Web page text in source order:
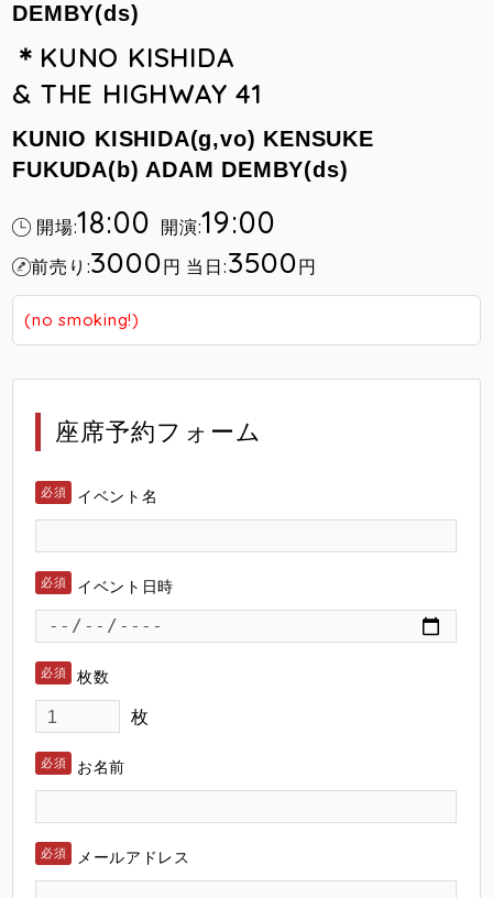
DEMBY(ds)
＊KUNO KISHIDA
& THE HIGHWAY 41
KUNIO KISHIDA(g,vo) KENSUKE
FUKUDA(b) ADAM DEMBY(ds)
開場:18:00 開演:19:00
前売り:3000円 当日:3500円
(no smoking!)
座席予約フォーム
イベント名
イベント日時
枚数
枚
お名前
メールアドレス